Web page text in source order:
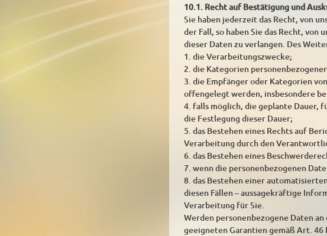
10.1. Recht auf Bestätigung und
Sie haben jederzeit das Recht, von
der Fall, so haben Sie das Recht,
dieser Daten zu verlangen. Des
1. die Verarbeitungszwecke;
2. die Kategorien
3. die Empfänger oder Kategorien
offengelegt werden, insbesondere
4. falls möglich, die geplante Dauer,
die Festlegung dieser Dauer;
5. das Bestehen eines Rechts auf
Verarbeitung durch den
6. das Bestehen eines
7. wenn die personenbezogenen
8. das Bestehen einer
diesen Fällen – aussagekräftige
Verarbeitung für Sie.
Werden personenbezogene Daten
geeigneten Garantien gemäß Art.